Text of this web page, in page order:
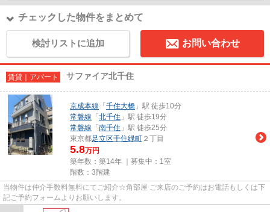
チェックした物件をまとめて
検討リストに追加 お問い合わせ
賃貸｜アパート サファイア北千住
京成本線 「 千住大橋 」駅 徒歩10分
常磐線 「 北千住 」駅 徒歩19分
常磐線 「 南千住 」駅 徒歩25分
東京都足立区千住緑町 ２丁目
5.8万円
築年数：築14年 ｜募集中： 1室
階数：3階建
当物件は仲介手数料無料にてご紹介☆角部屋 ご来店のご予約はお電話もしくは下
記ご予約フォームよりお願いします。